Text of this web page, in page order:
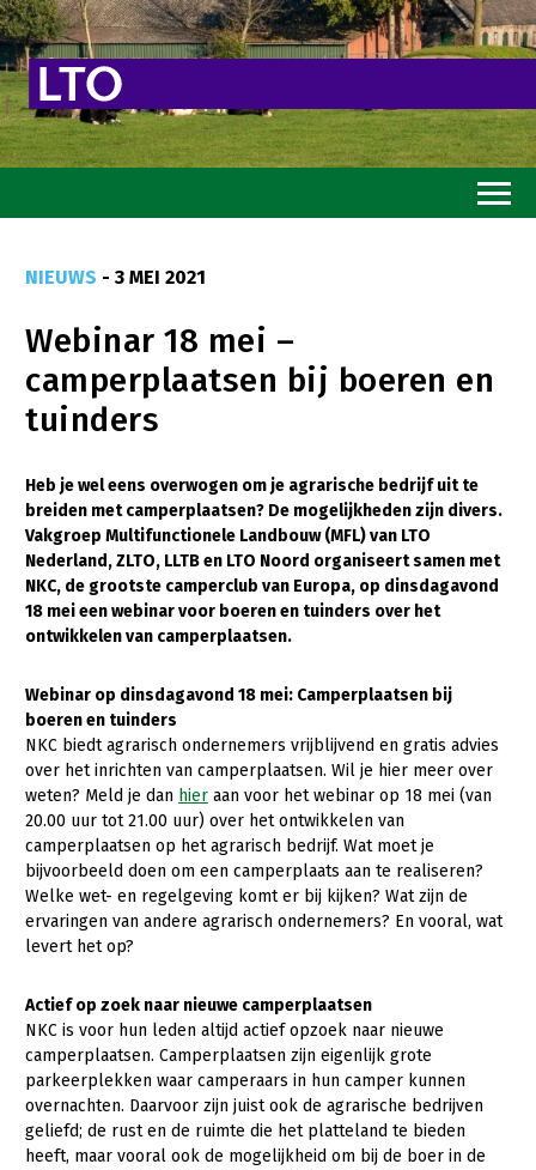
Goed eten
Mooi groen
Sterk ondernemerschap
Transitiepaden
Thema’s
Gezonde planten
Gezonde dieren
Bodem en water
Platteland en omgeving
Mens, ondernemerschap en onderwijs
Internationaal
Sectoren
Dier
Geitenhouderij
Kalverhouderij
Konijnenhouderij
Melkveehouderij
Akkerbouw
Biologische Landbouw
Bollenteelt
Bomen, vaste planten en zomerbloemen
Multifunctionele landbouw
Multifunctioneel
Vrouw en Bedrijf
Onderwerpen
NIEUWS - 3 MEI 2021
Webinar 18 mei –
camperplaatsen bij boeren en
tuinders
Heb je wel eens overwogen om je agrarische bedrijf uit te
breiden met camperplaatsen? De mogelijkheden zijn divers.
Vakgroep Multifunctionele Landbouw (MFL) van LTO
Nederland, ZLTO, LLTB en LTO Noord organiseert samen met
NKC, de grootste camperclub van Europa, op dinsdagavond
18 mei een webinar voor boeren en tuinders over het
ontwikkelen van camperplaatsen.
Webinar op dinsdagavond 18 mei: Camperplaatsen bij
boeren en tuinders
NKC biedt agrarisch ondernemers vrijblijvend en gratis advies
over het inrichten van camperplaatsen. Wil je hier meer over
weten? Meld je dan hier aan voor het webinar op 18 mei (van
20.00 uur tot 21.00 uur) over het ontwikkelen van
camperplaatsen op het agrarisch bedrijf. Wat moet je
bijvoorbeeld doen om een camperplaats aan te realiseren?
Welke wet- en regelgeving komt er bij kijken? Wat zijn de
ervaringen van andere agrarisch ondernemers? En vooral, wat
levert het op?
Actief op zoek naar nieuwe camperplaatsen
NKC is voor hun leden altijd actief opzoek naar nieuwe
camperplaatsen. Camperplaatsen zijn eigenlijk grote
parkeerplekken waar camperaars in hun camper kunnen
overnachten. Daarvoor zijn juist ook de agrarische bedrijven
geliefd; de rust en de ruimte die het platteland te bieden
heeft, maar vooral ook de mogelijkheid om bij de boer in de